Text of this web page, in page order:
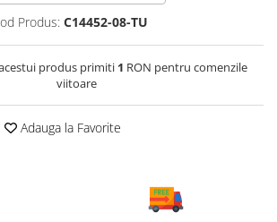
Produs: C14452-08-TU
produs primiti 1 RON pentru comenzile
viitoare
Adauga la Favorite